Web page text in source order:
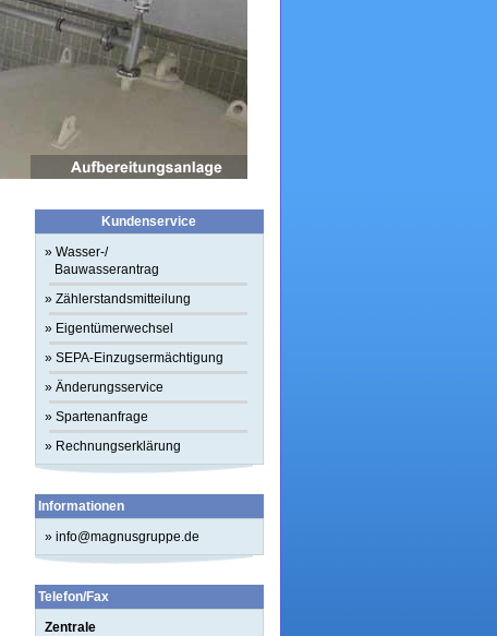
Kundenservice
» Wasser-/
Bauwasserantrag
» Zählerstandsmitteilung
» Eigentümerwechsel
» SEPA-Einzugsermächtigung
» Änderungsservice
» Spartenanfrage
» Rechnungserklärung
Informationen
» info@magnusgruppe.de
Telefon/Fax
Zentrale